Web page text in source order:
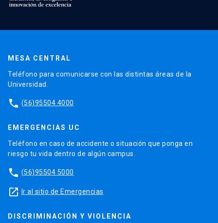
MESA CENTRAL
Teléfono para comunicarse con las distintas áreas de la
Universidad.
phone (56)95504 4000
EMERGENCIAS UC
Teléfono en caso de accidente o situación que ponga en
riesgo tu vida dentro de algún campus.
phone (56)95504 5000
launch Ir al sitio de Emergencias
DISCRIMINACIÓN Y VIOLENCIA